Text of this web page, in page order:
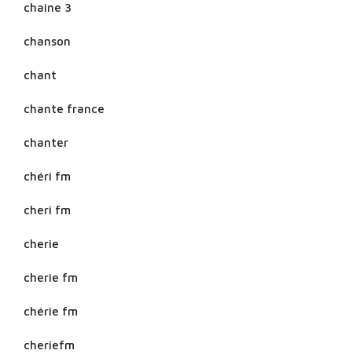
chaine 3
chanson
chant
chante france
chanter
chéri fm
cheri fm
cherie
cherie fm
chérie fm
cheriefm